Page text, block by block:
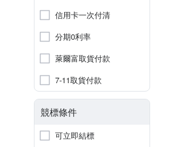
信用卡一次付清
分期0利率
萊爾富取貨付款
7-11取貨付款
競標條件
可立即結標